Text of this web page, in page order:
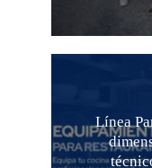
Línea